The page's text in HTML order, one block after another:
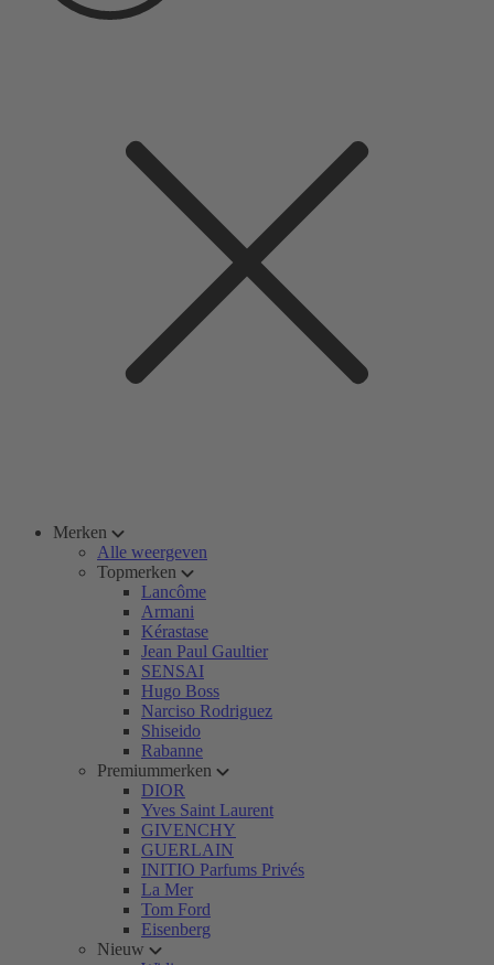
Merken
Alle weergeven
Topmerken
Lancôme
Armani
Kérastase
Jean Paul Gaultier
SENSAI
Hugo Boss
Narciso Rodriguez
Shiseido
Rabanne
Premiummerken
DIOR
Yves Saint Laurent
GIVENCHY
GUERLAIN
INITIO Parfums Privés
La Mer
Tom Ford
Eisenberg
Nieuw